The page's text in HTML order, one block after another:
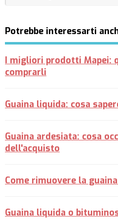
Potrebbe interessarti
I migliori prodotti Mapei:
comprarli
Guaina liquida: cosa
Guaina ardesiata: cosa
dell'acquisto
Come rimuovere la
Guaina liquida o